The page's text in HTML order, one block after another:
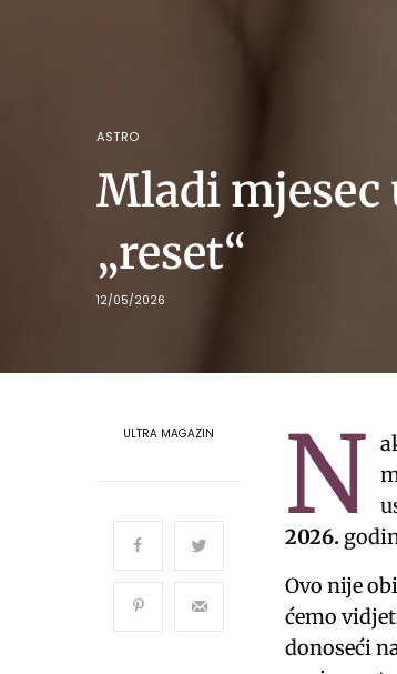
ASTRO
Mladi
„reset“
12/05/2026
ULTRA MAGAZIN N
2026.
Ovo nije
ćemo
donoseći